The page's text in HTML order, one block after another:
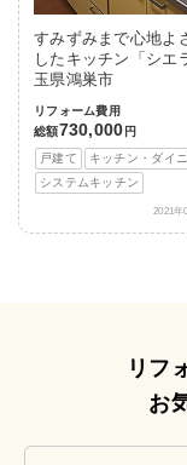
すみずみまで心地よ
したキッチン「シエ
玉県鴻巣市
リフォーム費用
総額730,000 円
戸建て
キッチン・ダイ
システムキッチン
2021年
リフ
お